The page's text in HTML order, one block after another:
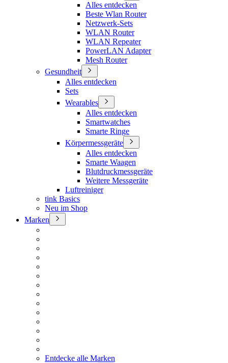
Alles entdecken
Beste Wlan Router
Netzwerk-Sets
WLAN Router
WLAN Repeater
PowerLAN Adapter
Mesh Router
Gesundheit
Alles entdecken
Sets
Wearables
Alles entdecken
Smartwatches
Smarte Ringe
Körpermessgeräte
Alles entdecken
Smarte Waagen
Blutdruckmessgeräte
Weitere Messgeräte
Luftreiniger
tink Basics
Neu im Shop
Marken
Entdecke alle Marken